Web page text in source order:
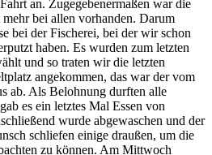
an. Zugegebenermaßen war die
bei allen vorhanden. Darum
bei der Fischerei, bei der wir schon
haben. Es wurden zum letzten
und so traten wir die letzten
angekommen, das war der vom
ab. Als Belohnung durften alle
es ein letztes Mal Essen von
wurde abgewaschen und der
schliefen einige draußen, um die
zu können. Am Mittwoch